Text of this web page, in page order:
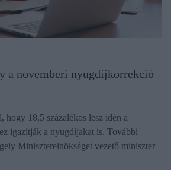
a novemberi nyugdíjkorrekció
hogy 18,5 százalékos lesz idén a
igazítják a nyugdíjakat is. További
Miniszterelnökséget vezető miniszter